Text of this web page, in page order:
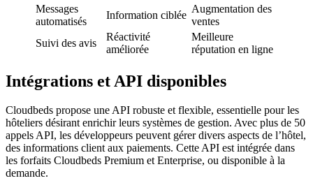
Messages
automatisés
Information ciblée
Augmentation des
ventes
Suivi des avis
Réactivité
améliorée
Meilleure
réputation en ligne
Intégrations et API disponibles
Cloudbeds propose une API robuste et flexible, essentielle pour les
hôteliers désirant enrichir leurs systèmes de gestion. Avec plus de 50
appels API, les développeurs peuvent gérer divers aspects de l’hôtel,
des informations client aux paiements. Cette API est intégrée dans
les forfaits Cloudbeds Premium et Enterprise, ou disponible à la
demande.